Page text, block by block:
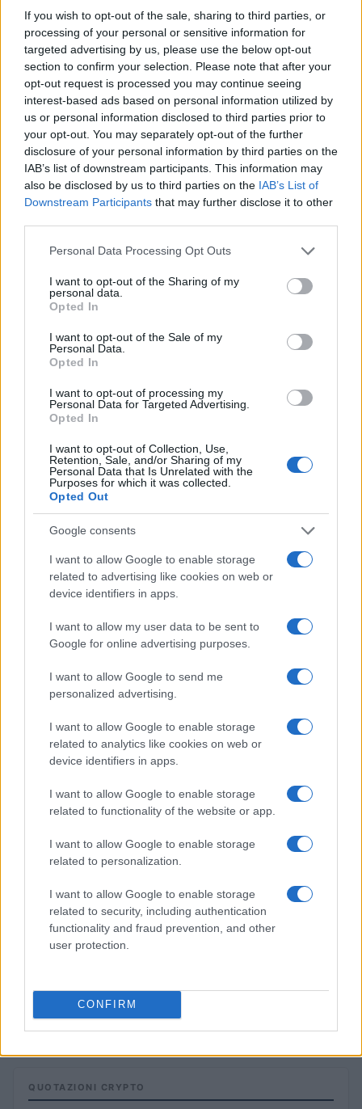
If you wish to opt-out of the sale, sharing to third parties, or
processing of your personal or sensitive information for
targeted advertising by us, please use the below opt-out
section to confirm your selection. Please note that after your
opt-out request is processed you may continue seeing
interest-based ads based on personal information utilized by
us or personal information disclosed to third parties prior to
your opt-out. You may separately opt-out of the further
disclosure of your personal information by third parties on the
IAB’s list of downstream participants. This information may
also be disclosed by us to third parties on the IAB’s List of
Downstream Participants that may further disclose it to other
Please note that this website/app uses one or more Google
not limited to your visit or usage behaviour. You may click to
grant or deny consent to Google and its third-party tags to
use your data for below specified purposes in below Google
consent section.
Personal Data Processing Opt Outs
I want to opt-out of the Sharing of my
personal data.
Opted In
I want to opt-out of the Sale of my
Personal Data.
Opted In
I want to opt-out of processing my
Personal Data for Targeted Advertising.
Opted In
I want to opt-out of Collection, Use,
Retention, Sale, and/or Sharing of my
Personal Data that Is Unrelated with the
Purposes for which it was collected.
Opted Out
Google consents
I want to allow Google to enable storage
related to advertising like cookies on web or
device identifiers in apps.
I want to allow my user data to be sent to
Google for online advertising purposes.
I want to allow Google to send me
personalized advertising.
I want to allow Google to enable storage
related to analytics like cookies on web or
device identifiers in apps.
I want to allow Google to enable storage
related to functionality of the website or app.
I want to allow Google to enable storage
related to personalization.
I want to allow Google to enable storage
related to security, including authentication
functionality and fraud prevention, and other
user protection.
CONFIRM
Continua a leggere
FINANZA
Come il settore tech influisce sui titoli di Stato e le strategie per
investire
FINANZA
Senato Usa approva maxi-pacchetto di sanzioni a Mosca e
Edoardo Vitali · 9 Ago 2026
FINANZA
SpaceX in ascesa: Unipol e Intesa Sanpaolo tra gli investitori
Francesca Galli · 8 Ago 2026
QUOTAZIONI CRYPTO